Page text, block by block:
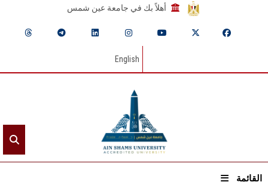
أهلاً بك في جامعة عين شمس
English
القائمة